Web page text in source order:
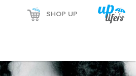
SHOP UP